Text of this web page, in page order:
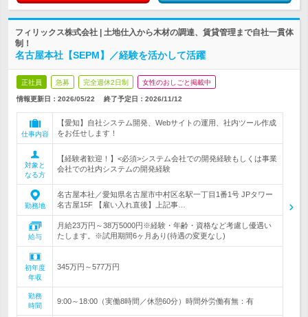
フィリックス株式会社 | 土地仕入から木材の調達、賃貸管理まで自社一貫体
制！
名古屋本社【SEPM】／経験を活かして活躍
正社員 急募 完全週休2日制 女性のおしごと掲載中
情報更新日：2026/05/22 終了予定日： 2026/11/12
仕事内容
【愛知】自社システム開発、Webサイトの運用、社内ツール作成
をお任せします！
対象と
なる方
【経験者歓迎！】<必須>システム会社での開発経験もしくは事業
会社での社内システムの開発経験
勤務地
名古屋本社／愛知県名古屋市中村区名駅一丁目1番1号 JPタワー
名古屋15F 【雇い入れ直後】上記事…
給与
月給23万円～38万5000円※経験・年齢・資格など考慮し優遇い
たします。※試用期間6ヶ月あり(待遇の変更なし)
初年度
年収
345万円～577万円
勤務
時間
9:00～18:00（実働8時間／休憩60分）時間外労働有無：有